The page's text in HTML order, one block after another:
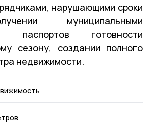
нарушающими сроки
муниципальными
паспортов готовности
сезону, создании полного
недвижимости.